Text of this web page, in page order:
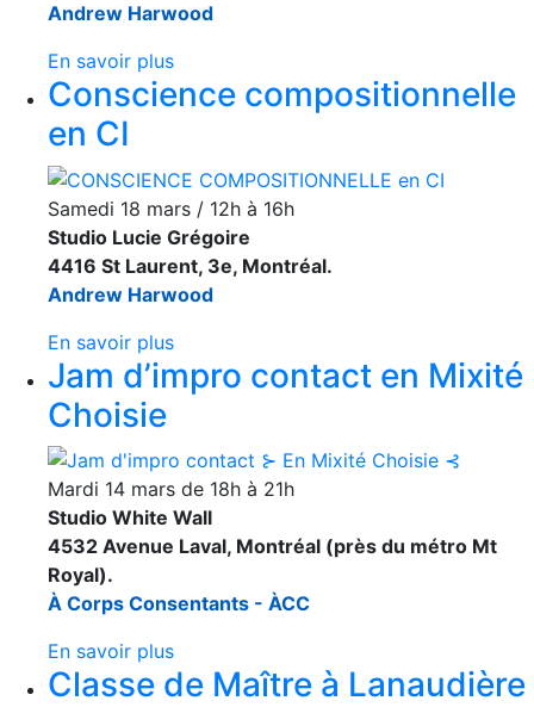
Andrew Harwood
En savoir plus
Conscience compositionnelle
en CI
Samedi 18 mars / 12h à 16h
Studio Lucie Grégoire
4416 St Laurent, 3e, Montréal.
Andrew Harwood
En savoir plus
Jam d’impro contact en Mixité
Choisie
Mardi 14 mars de 18h à 21h
Studio White Wall
4532 Avenue Laval, Montréal (près du métro Mt
Royal).
À Corps Consentants - ÀCC
En savoir plus
Classe de Maître à Lanaudière